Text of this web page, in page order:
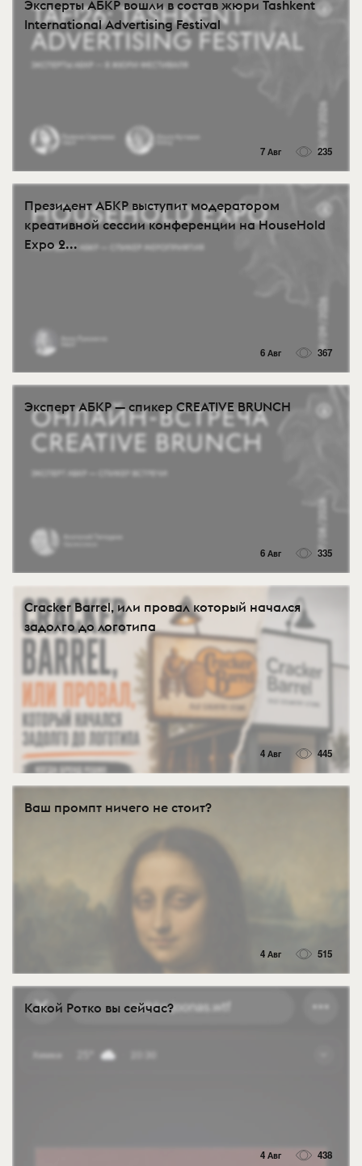
Эксперты АБКР вошли в состав жюри Tashkent
International Advertising Festival
7 Авг 235
Президент АБКР выступит модератором
креативной сессии конференции на HouseHold
Expo 2...
6 Авг 367
Эксперт АБКР — спикер CREATIVE BRUNCH
6 Авг 335
Cracker Barrel, или провал который начался
задолго до логотипа
4 Авг 445
Ваш промпт ничего не стоит?
4 Авг 515
Какой Ротко вы сейчас?
4 Авг 438